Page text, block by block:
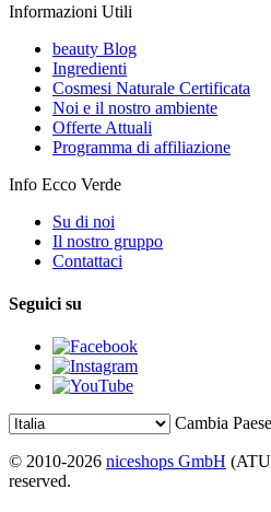
Informazioni Utili
beauty Blog
Ingredienti
Cosmesi Naturale Certificata
Noi e il nostro ambiente
Offerte Attuali
Programma di affiliazione
Info Ecco Verde
Su di noi
Il nostro gruppo
Contattaci
Seguici su
Cambia
© 2010-2026 niceshops GmbH
reserved.